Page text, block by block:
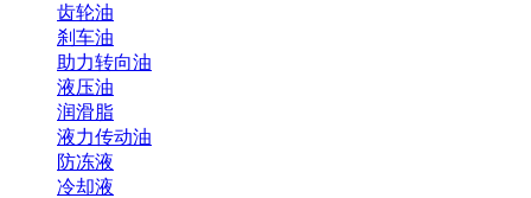
齿轮油
刹车油
助力转向油
液压油
润滑脂
液力传动油
防冻液
冷却液